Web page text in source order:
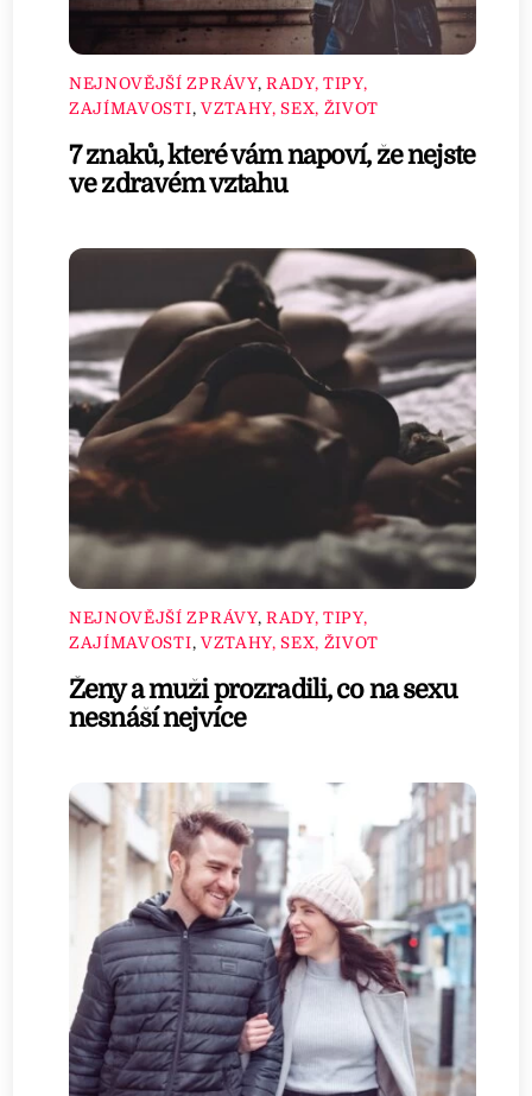
NEJNOVĚJŠÍ ZPRÁVY, RADY, TIPY,
ZAJÍMAVOSTI, VZTAHY, SEX, ŽIVOT
7 znaků, které vám napoví, že nejste
ve zdravém vztahu
NEJNOVĚJŠÍ ZPRÁVY, RADY, TIPY,
ZAJÍMAVOSTI, VZTAHY, SEX, ŽIVOT
Ženy a muži prozradili, co na sexu
nesnáší nejvíce